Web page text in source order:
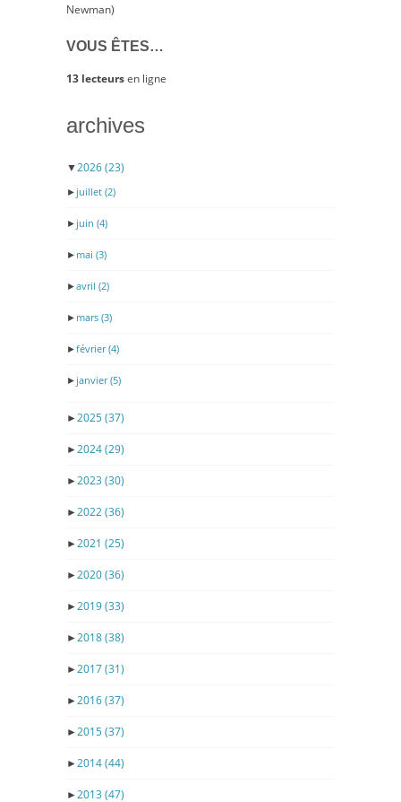
Newman)
VOUS ÊTES…
13 lecteursen ligne
archives
▼2026(23)
► juillet (2)
► juin (4)
► mai (3)
►avril (2)
► mars (3)
►février(4)
► janvier(5)
►2025(37)
►2024(29)
►2023 (30)
►2022(36)
►2021 (25)
►2020(36)
►2019(33)
►2018(38)
►2017(31)
►2016(37)
►2015(37)
►2014(44)
►2013 (47)